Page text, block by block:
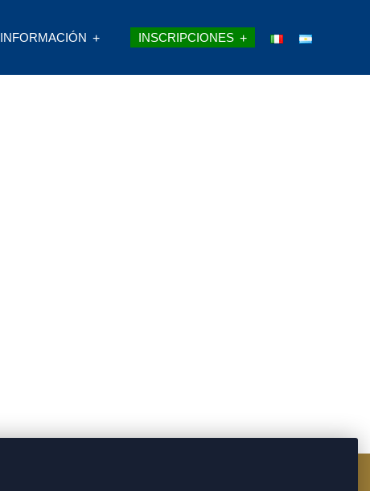
INFORMACIÓN INSCRIPCIONES